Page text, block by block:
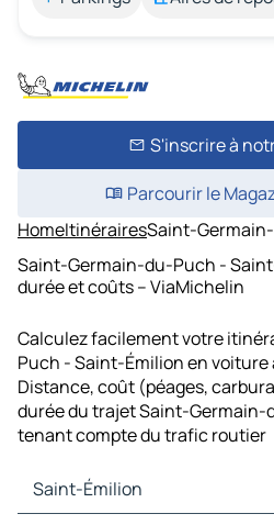
S'inscrire à
Parcourir le
HomeItinérairesSaint-
Saint-Germain-du-Puch -
durée et coûts – ViaMichelin
Calculez facilement votre
Puch - Saint-Émilion en voiture
Distance, coût (péages,
durée du trajet Saint-
tenant compte du trafic routier
Saint-Émilion